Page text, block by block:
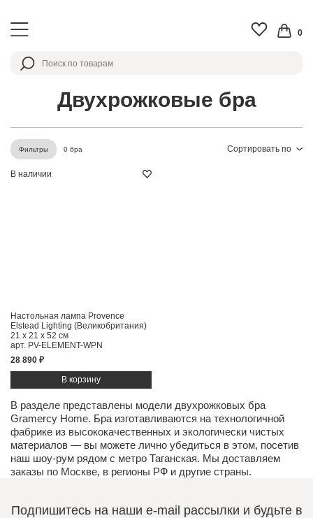
0
Двухрожковые бра
Сортировать по
Фильтры 0 бра
В наличии
Настольная лампа Provence
Elstead Lighting (Великобритания)
21 x 21 x 52 см
арт. PV-ELEMENT-WPN
28 890 ₽
В разделе представлены модели двухрожковых бра
Gramercy Home. Бра изготавливаются на технологичной
фабрике из высококачественных и экологически чистых
материалов — вы можете лично убедиться в этом, посетив
наш шоу-рум рядом с метро Таганская. Мы доставляем
заказы по Москве, в регионы РФ и другие страны.
Подпишитесь на наши e-mail рассылки и будьте в